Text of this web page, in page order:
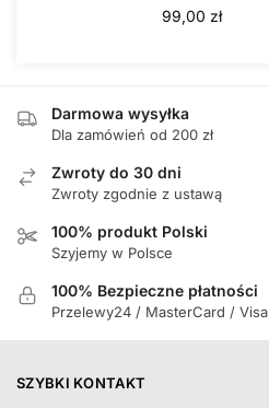
99,00 zł
Darmowa wysyłka
Dla zamówień od 200 zł
Zwroty do 30 dni
Zwroty zgodnie z ustawą
100% produkt Polski
Szyjemy w Polsce
100% Bezpieczne płatności
Przelewy24 / MasterCard / Visa
SZYBKI KONTAKT